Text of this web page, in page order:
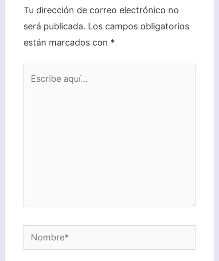
Tu dirección de correo electrónico no
será publicada. Los campos obligatorios
están marcados con *
Nombre*